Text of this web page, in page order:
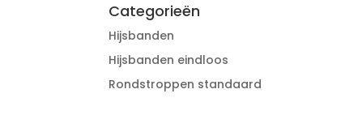
Categorieën
Hijsbanden
Hijsbanden eindloos
Rondstroppen standaard